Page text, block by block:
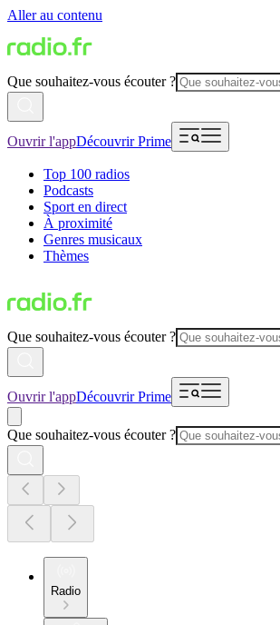
Aller au contenu
Que souhaitez-vous écouter ?
Ouvrir l'appDécouvrir Prime
Top 100 radios
Podcasts
Sport en direct
À proximité
Genres musicaux
Thèmes
Que souhaitez-vous écouter ?
Ouvrir l'appDécouvrir Prime
Que souhaitez-vous écouter ?
Radio